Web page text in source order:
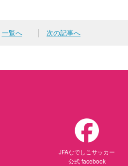
一覧へ 次の記事へ
JFAなでしこサッカー
公式 facebook